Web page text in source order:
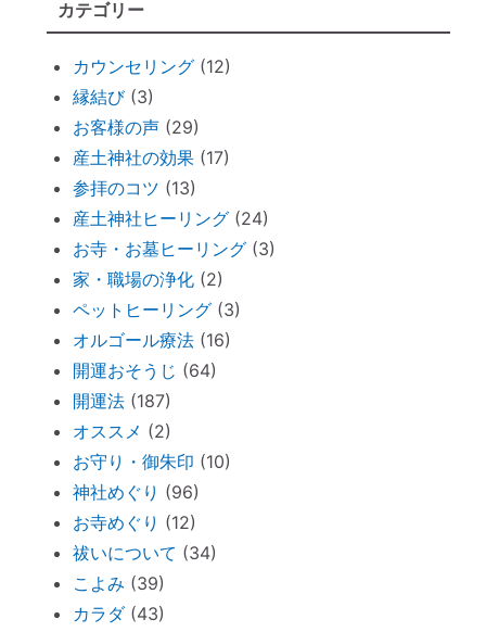
せ」
魂の成熟度について ～ 親や上司は案
外、幼き魂？
ブッダと始める『 家族の苦悩から抜ける方
法 』
悪いカルマを相殺できるコツコツ貯金
仏壇内の断捨離
ペットヒーリング（ペットの不仲、誤食）
オススメ：全身に効果的な「耳温灸」～煙
が出ない温灸器
断捨離しながら寄付できる「いいことシッ
プ」～ 必要なのは送料のみ。
胎内記憶ガール「お空のセカイ」～流産の
理由が少し可愛くてホッコリ。
「胎内記憶」を持つ子どもが増えているワ
ケ
新生活が始まったら「鎮守神社リサーチ」
を。
古い携帯から受けるダメージ
カテゴリー
カウンセリング(12)
縁結び(3)
お客様の声(29)
産土神社の効果(17)
参拝のコツ (13)
産土神社ヒーリング(24)
お寺・お墓ヒーリング(3)
家・職場の浄化(2)
ペットヒーリング(3)
オルゴール療法(16)
開運おそうじ (64)
開運法(187)
オススメ (2)
お守り・御朱印 (10)
神社めぐり (96)
お寺めぐり (12)
祓いについて (34)
こよみ (39)
カラダ(43)